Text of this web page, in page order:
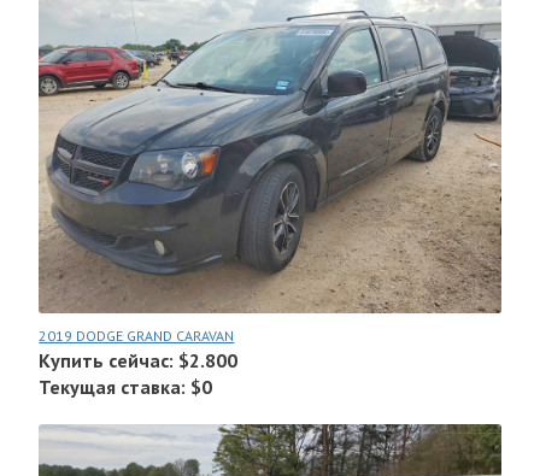
2019 DODGE GRAND CARAVAN
Купить сейчас: $2.800
Текущая ставка: $0